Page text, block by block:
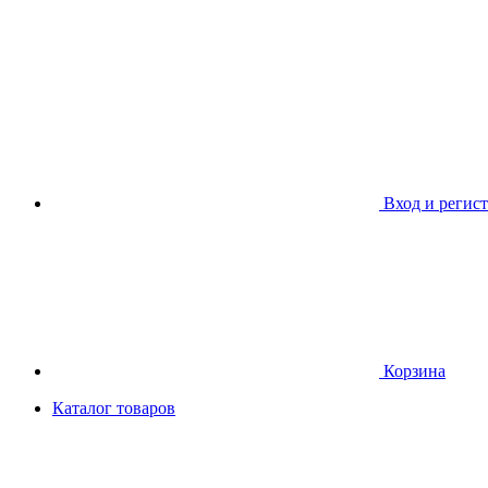
Вход и
Корзина
Каталог товаров